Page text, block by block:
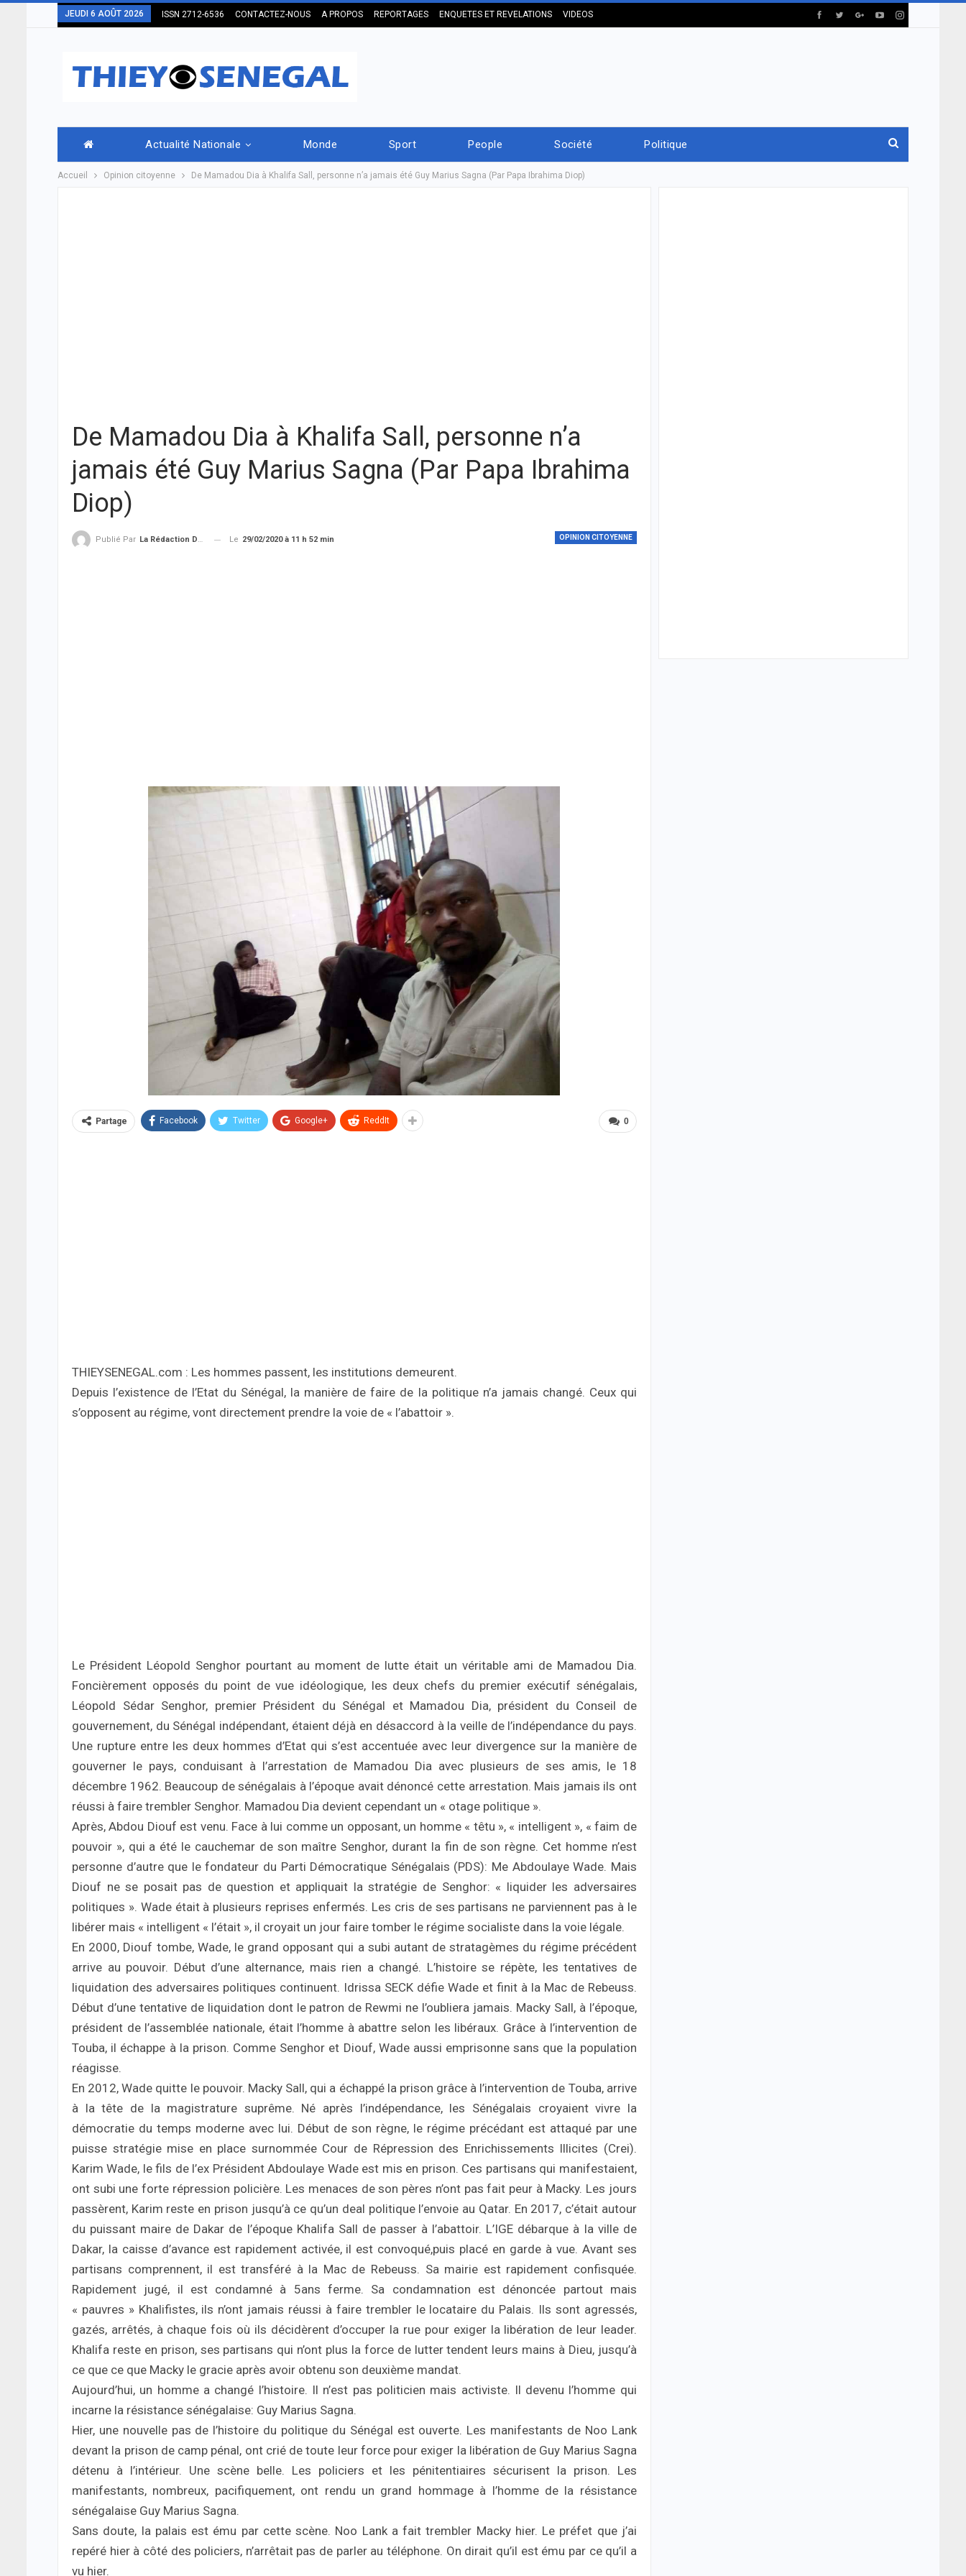
JEUDI 6 AOÛT 2026 ISSN 2712-6536 CONTACTEZ-NOUS A PROPOS REPORTAGES ENQUETES ET REVELATIONS VIDEOS
Actualité Nationale Monde Sport People Société Politique
Accueil Opinion citoyenne De Mamadou Dia à Khalifa Sall, personne n’a jamais été Guy Marius Sagna (Par Papa Ibrahima Diop)
De Mamadou Dia à Khalifa Sall, personne n’a
jamais été Guy Marius Sagna (Par Papa Ibrahima
Diop)
OPINION CITOYENNE
Publié Par La Rédaction De THIEYSENEGAL.com Le 29/02/2020 à 11 h 52 min
0
Partage Facebook Twitter Google+ ReddIt
THIEYSENEGAL.com : Les hommes passent, les institutions demeurent.
Depuis l’existence de l’Etat du Sénégal, la manière de faire de la politique n’a jamais changé. Ceux qui
s’opposent au régime, vont directement prendre la voie de « l’abattoir ».
Le Président Léopold Senghor pourtant au moment de lutte était un véritable ami de Mamadou Dia.
Foncièrement opposés du point de vue idéologique, les deux chefs du premier exécutif sénégalais,
Léopold Sédar Senghor, premier Président du Sénégal et Mamadou Dia, président du Conseil de
gouvernement, du Sénégal indépendant, étaient déjà en désaccord à la veille de l’indépendance du pays.
Une rupture entre les deux hommes d’Etat qui s’est accentuée avec leur divergence sur la manière de
gouverner le pays, conduisant à l’arrestation de Mamadou Dia avec plusieurs de ses amis, le 18
décembre 1962. Beaucoup de sénégalais à l’époque avait dénoncé cette arrestation. Mais jamais ils ont
réussi à faire trembler Senghor. Mamadou Dia devient cependant un « otage politique ».
Après, Abdou Diouf est venu. Face à lui comme un opposant, un homme « têtu », « intelligent », « faim de
pouvoir », qui a été le cauchemar de son maître Senghor, durant la fin de son règne. Cet homme n’est
personne d’autre que le fondateur du Parti Démocratique Sénégalais (PDS): Me Abdoulaye Wade. Mais
Diouf ne se posait pas de question et appliquait la stratégie de Senghor: « liquider les adversaires
politiques ». Wade était à plusieurs reprises enfermés. Les cris de ses partisans ne parviennent pas à le
libérer mais « intelligent « l’était », il croyait un jour faire tomber le régime socialiste dans la voie légale.
En 2000, Diouf tombe, Wade, le grand opposant qui a subi autant de stratagèmes du régime précédent
arrive au pouvoir. Début d’une alternance, mais rien a changé. L’histoire se répète, les tentatives de
liquidation des adversaires politiques continuent. Idrissa SECK défie Wade et finit à la Mac de Rebeuss.
Début d’une tentative de liquidation dont le patron de Rewmi ne l’oubliera jamais. Macky Sall, à l’époque,
président de l’assemblée nationale, était l’homme à abattre selon les libéraux. Grâce à l’intervention de
Touba, il échappe à la prison. Comme Senghor et Diouf, Wade aussi emprisonne sans que la population
réagisse.
En 2012, Wade quitte le pouvoir. Macky Sall, qui a échappé la prison grâce à l’intervention de Touba, arrive
à la tête de la magistrature suprême. Né après l’indépendance, les Sénégalais croyaient vivre la
démocratie du temps moderne avec lui. Début de son règne, le régime précédant est attaqué par une
puisse stratégie mise en place surnommée Cour de Répression des Enrichissements Illicites (Crei).
Karim Wade, le fils de l’ex Président Abdoulaye Wade est mis en prison. Ces partisans qui manifestaient,
ont subi une forte répression policière. Les menaces de son pères n’ont pas fait peur à Macky. Les jours
passèrent, Karim reste en prison jusqu’à ce qu’un deal politique l’envoie au Qatar. En 2017, c’était autour
du puissant maire de Dakar de l’époque Khalifa Sall de passer à l’abattoir. L’IGE débarque à la ville de
Dakar, la caisse d’avance est rapidement activée, il est convoqué,puis placé en garde à vue. Avant ses
partisans comprennent, il est transféré à la Mac de Rebeuss. Sa mairie est rapidement confisquée.
Rapidement jugé, il est condamné à 5ans ferme. Sa condamnation est dénoncée partout mais
« pauvres » Khalifistes, ils n’ont jamais réussi à faire trembler le locataire du Palais. Ils sont agressés,
gazés, arrêtés, à chaque fois où ils décidèrent d’occuper la rue pour exiger la libération de leur leader.
Khalifa reste en prison, ses partisans qui n’ont plus la force de lutter tendent leurs mains à Dieu, jusqu’à
ce que ce que Macky le gracie après avoir obtenu son deuxième mandat.
Aujourd’hui, un homme a changé l’histoire. Il n’est pas politicien mais activiste. Il devenu l’homme qui
incarne la résistance sénégalaise: Guy Marius Sagna.
Hier, une nouvelle pas de l’histoire du politique du Sénégal est ouverte. Les manifestants de Noo Lank
devant la prison de camp pénal, ont crié de toute leur force pour exiger la libération de Guy Marius Sagna
détenu à l’intérieur. Une scène belle. Les policiers et les pénitentiaires sécurisent la prison. Les
manifestants, nombreux, pacifiquement, ont rendu un grand hommage à l’homme de la résistance
sénégalaise Guy Marius Sagna.
Sans doute, la palais est ému par cette scène. Noo Lank a fait trembler Macky hier. Le préfet que j’ai
repéré hier à côté des policiers, n’arrêtait pas de parler au téléphone. On dirait qu’il est ému par ce qu’il a
vu hier.